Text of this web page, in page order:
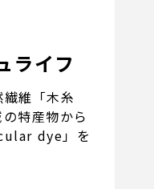
ライフ
維「木糸
の特産物から
dye」を